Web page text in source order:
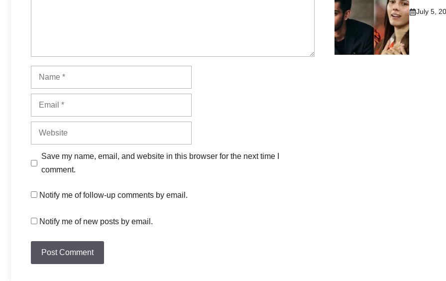
Name
Email
Website
Save my name, email, and website in this browser for the next time I
comment.
Notify me of follow-up comments by email.
Notify me of new posts by email.
July 5,